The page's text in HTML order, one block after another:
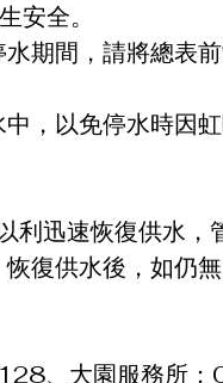
安全。
期間，請將總表
，以免停水時因
利迅速恢復供水，
復供水後，如仍
、大園服務所